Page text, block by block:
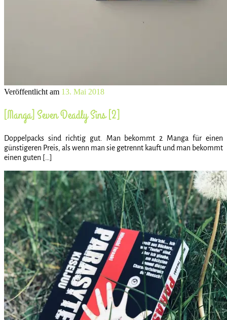
Veröffentlicht am 13. Mai 2018
[Manga] Seven Deadly Sins [2]
Doppelpacks sind richtig gut. Man bekommt 2 Manga für einen
günstigeren Preis, als wenn man sie getrennt kauft und man bekommt
einen guten […]